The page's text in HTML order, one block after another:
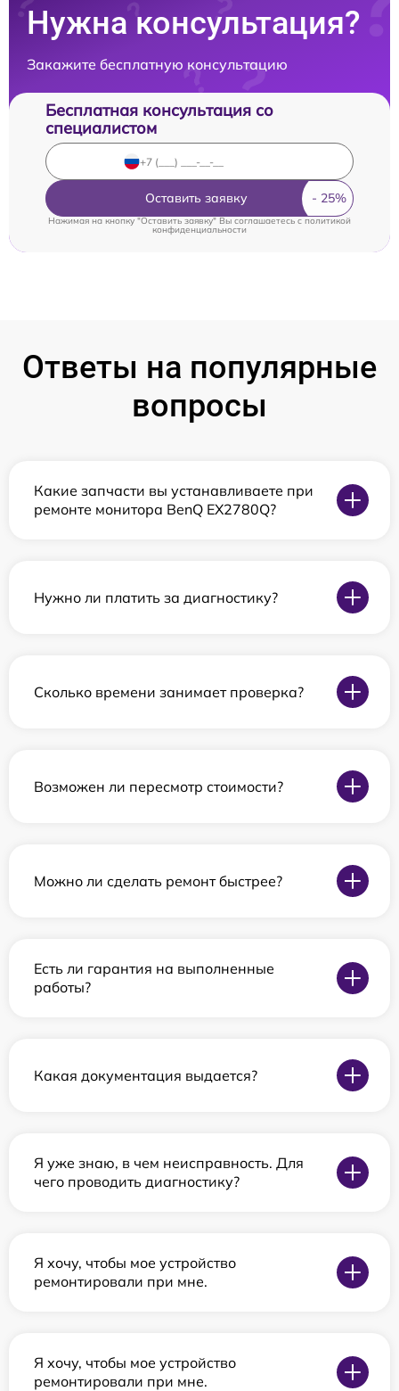
Нужна консультация?
Закажите бесплатную консультацию
Бесплатная консультация со
специалистом
Оставить заявку
Нажимая на кнопку "Оставить заявку" Вы соглашаетесь cполитикой
конфиденциальности
Ответы на популярные
вопросы
Какие запчасти вы устанавливаете при
ремонте монитора BenQ EX2780Q?
Нужно ли платить за диагностику?
Сколько времени занимает проверка?
Возможен ли пересмотр стоимости?
Можно ли сделать ремонт быстрее?
Есть ли гарантия на выполненные
работы?
Какая документация выдается?
Я уже знаю, в чем неисправность. Для
чего проводить диагностику?
Я хочу, чтобы мое устройство
ремонтировали при мне.
Я хочу, чтобы мое устройство
ремонтировали при мне.